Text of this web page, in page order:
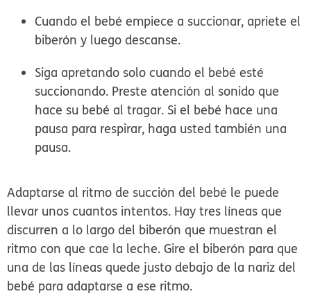
Cuando el bebé empiece a succionar, apriete el
biberón y luego descanse.
Siga apretando solo cuando el bebé esté
succionando. Preste atención al sonido que
hace su bebé al tragar. Si el bebé hace una
pausa para respirar, haga usted también una
pausa.
Adaptarse al ritmo de succión del bebé le puede
llevar unos cuantos intentos. Hay tres líneas que
discurren a lo largo del biberón que muestran el
ritmo con que cae la leche. Gire el biberón para que
una de las líneas quede justo debajo de la nariz del
bebé para adaptarse a ese ritmo.